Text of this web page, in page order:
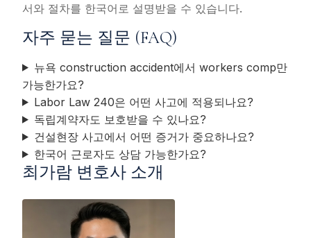
서와 절차를 한국어로 설명받을 수 있습니다.
자주 묻는 질문 (FAQ)
뉴욕 construction accident에서 workers comp만
가능한가요?
Labor Law 240은 어떤 사고에 적용되나요?
독립계약자도 보호받을 수 있나요?
건설현장 사고에서 어떤 증거가 중요하나요?
한국어 근로자도 상담 가능한가요?
최가람 변호사 소개